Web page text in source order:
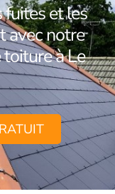
et les
avec notre
à Le